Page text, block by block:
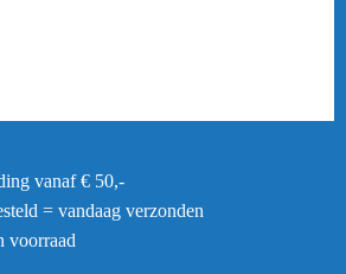
vanaf € 50,-
= vandaag verzonden
voorraad